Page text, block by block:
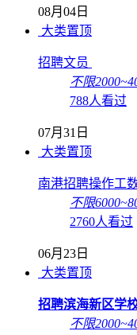
08月04日
大类置顶
招聘文员
不限
788人看过
07月31日
大类置顶
南港招聘操作工
不限
2760人看过
06月23日
大类置顶
招聘滨海新区学
不限